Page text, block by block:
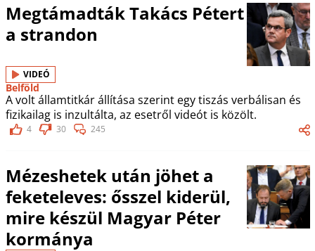
Megtámadták Takács Pétert
a strandon
VIDEÓ
Belföld
A volt államtitkár állítása szerint egy tiszás verbálisan és
fizikailag is inzultálta, az esetről videót is közölt.
4 30 245
Mézeshetek után jöhet a
feketeleves: ősszel kiderül,
mire készül Magyar Péter
kormánya